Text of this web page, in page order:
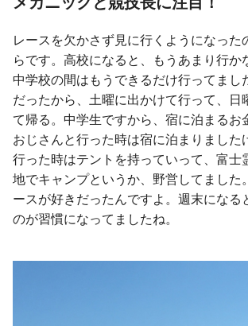
レースを欠かさず見に行くようになった
らです。高校になると、もうあまり行か
中学校の間はもうできるだけ行ってまし
だったから、土曜に出かけて行って、日
て帰る。中学生ですから、宿に泊まるお
おじさんと行った時は宿に泊まりました
行った時はテントを持っていって、富士
地でキャンプというか、野営してました
ースが好きだったんですよ。週末になる
のが習慣になってましたね。